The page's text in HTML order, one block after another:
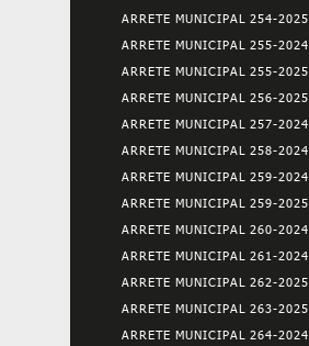
ARRETE MUNICIPAL 254-2025
ARRETE MUNICIPAL 255-2024
ARRETE MUNICIPAL 255-2025
ARRETE MUNICIPAL 256-2025
ARRETE MUNICIPAL 257-2024
ARRETE MUNICIPAL 258-2024
ARRETE MUNICIPAL 259-2024
ARRETE MUNICIPAL 259-2025
ARRETE MUNICIPAL 260-2024
ARRETE MUNICIPAL 261-2024
ARRETE MUNICIPAL 262-2025
ARRETE MUNICIPAL 263-2025
ARRETE MUNICIPAL 264-2024